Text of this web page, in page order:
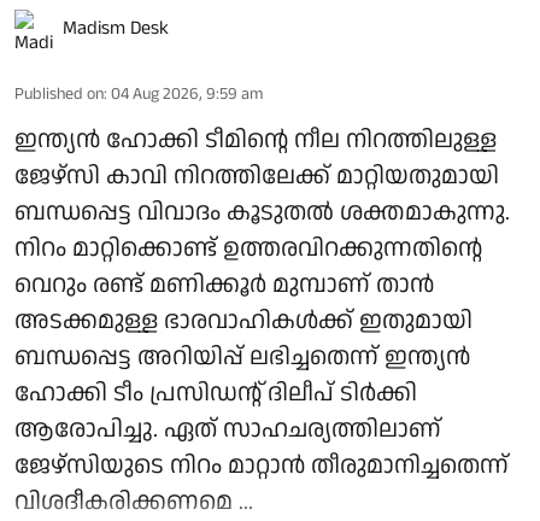
Madism Desk
Published on: 04 Aug 2026, 9:59 am
ഇന്ത്യൻ ഹോക്കി ടീമിന്റെ നീല നിറത്തിലുള്ള
ജേഴ്സി കാവി നിറത്തിലേക്ക് മാറ്റിയതുമായി
ബന്ധപ്പെട്ട വിവാദം കൂടുതൽ ശക്തമാകുന്നു.
നിറം മാറ്റിക്കൊണ്ട് ഉത്തരവിറക്കുന്നതിന്റെ
വെറും രണ്ട് മണിക്കൂർ മുമ്പാണ് താൻ
അടക്കമുള്ള ഭാരവാഹികൾക്ക് ഇതുമായി
ബന്ധപ്പെട്ട അറിയിപ്പ് ലഭിച്ചതെന്ന് ഇന്ത്യൻ
ഹോക്കി ടീം പ്രസിഡന്റ് ദിലീപ് ടിർക്കി
ആരോപിച്ചു. ഏത് സാഹചര്യത്തിലാണ്
ജേഴ്സിയുടെ നിറം മാറ്റാൻ തീരുമാനിച്ചതെന്ന്
വിശദീകരിക്കണമെ ...